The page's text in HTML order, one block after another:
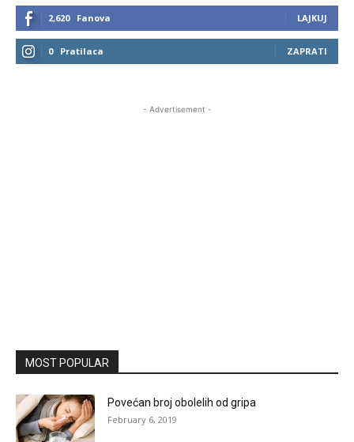
2,620 Fanova LAJKUJ
0 Pratilaca ZAPRATI
- Advertisement -
MOST POPULAR
Povećan broj obolelih od gripa
February 6, 2019